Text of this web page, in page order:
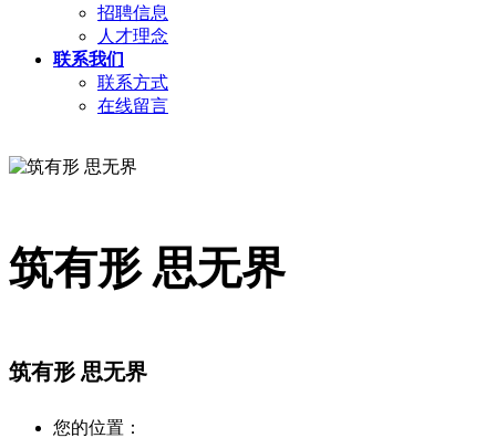
招聘信息
人才理念
联系我们
联系方式
在线留言
筑有形 思无界
筑有形 思无界
您的位置：